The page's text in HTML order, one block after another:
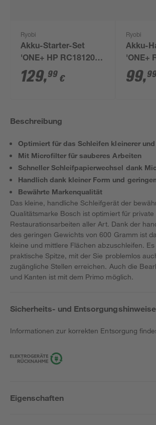
Ryobi
Akku-Starter-Set
'ONE+ HP RC18120-
150X' 18 V 5,0 Ah mit
Akku und Ladegerät
129,99 €
Ryobi
Akku-
'ONE+
Akku, Ø
99,
Beschreibung
Optimiert für das Schleifen kleinerer
Mit Microfilter für sauberes Arbeiten
Schneller Schleifpapierwechsel dank
Handlich dank kleiner Form und
Bewährte Markenqualität
Das kleine, handliche Schleifgerät der
Qualitätsmarke Bosch ist optimiert für private
Restaurationsarbeiten aller Art. Dank der
des geringen Gewichts von 600 Gramm ist
kleine und mittlere Flächen abzuschleifen.
praktische Spitze, mit der Sie problemlos
zugängliche Stellen erreichen. Auch die
und Kanten ist mit dem Primo möglich.
Sicherheits- und Entsorgungshinweise
Informationen zur korrekten Entsorgung
Eigenschaften